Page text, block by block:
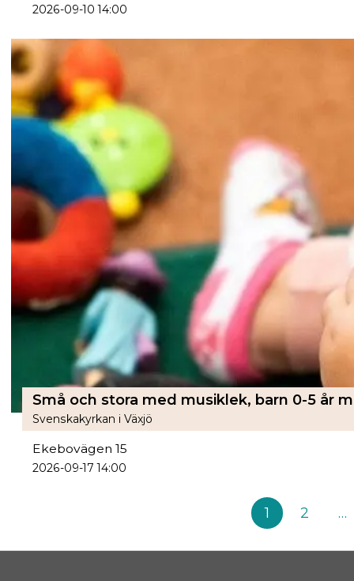
2026-09-10 14:00
Svenskakyrkan i Växjö
Ekebovägen 15
2026-09-17 14:00
1 2 …